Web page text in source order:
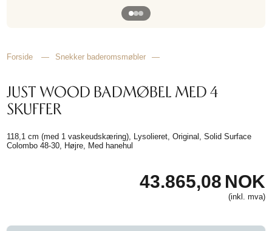
Forside — Snekker baderomsmøbler —
JUST WOOD BADMØBEL MED 4
SKUFFER
118,1 cm (med 1 vaskeudskæring), Lysolieret, Original, Solid Surface
Colombo 48-30, Højre, Med hanehul
43.865,08 NOK
(inkl. mva)